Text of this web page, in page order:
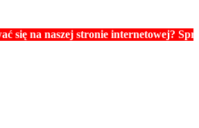
naszej stronie internetowej? Sprawdź